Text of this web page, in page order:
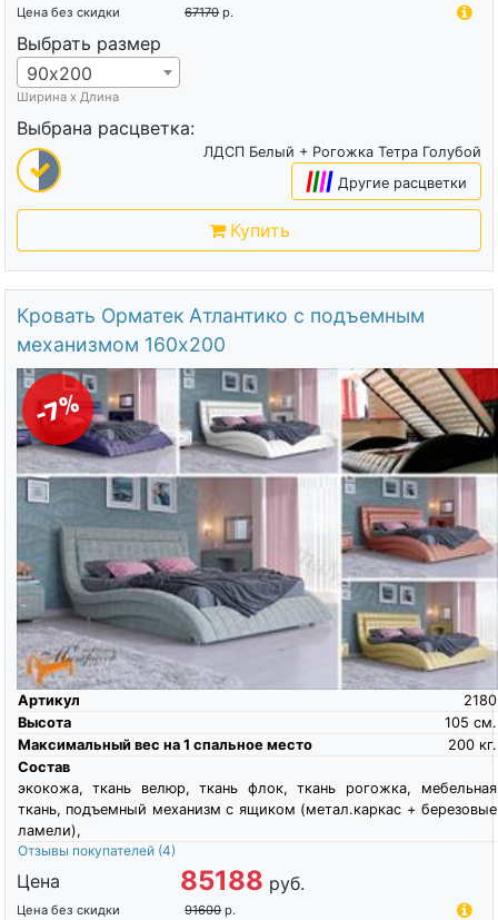
Цена без скидки 67170 р.
Выбрать размер
90х200
Ширина х Длина
Выбрана расцветка:
ЛДСП Белый + Рогожка Тетра Голубой
|||| Другие расцветки
Купить
Кровать Орматек Атлантико с подъемным
механизмом 160х200
-7%
Артикул
2180
Высота
см.
105
Максимальный вес на 1 спальное место
кг.
200
Состав
экокожа, ткань велюр, ткань флок, ткань рогожка, мебельная
ткань, подъемный механизм с ящиком (метал.каркас + березовые
ламели),
Отзывы покупателей (4)
Цена 85188 руб.
Цена без скидки 91600 р.